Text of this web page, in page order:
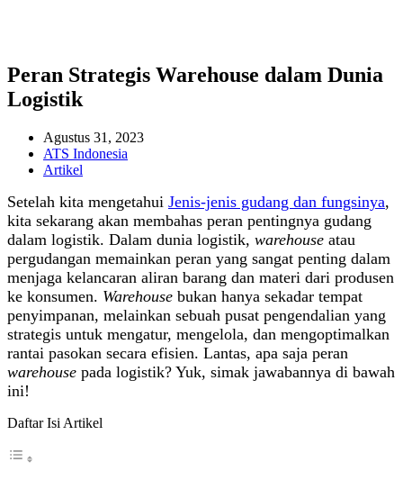
Peran Strategis Warehouse dalam Dunia
Logistik
Agustus 31, 2023
ATS Indonesia
Artikel
Setelah kita mengetahui Jenis-jenis gudang dan fungsinya,
kita sekarang akan membahas peran pentingnya gudang
dalam logistik. Dalam dunia logistik, warehouse atau
pergudangan memainkan peran yang sangat penting dalam
menjaga kelancaran aliran barang dan materi dari produsen
ke konsumen. Warehouse bukan hanya sekadar tempat
penyimpanan, melainkan sebuah pusat pengendalian yang
strategis untuk mengatur, mengelola, dan mengoptimalkan
rantai pasokan secara efisien. Lantas, apa saja peran
warehouse pada logistik? Yuk, simak jawabannya di bawah
ini!
Daftar Isi Artikel